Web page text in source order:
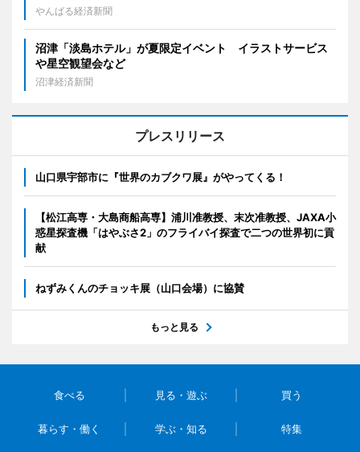
やんばる経済新聞
沼津「淡島ホテル」が夏限定イベント イラストサービス
や星空観望会など
沼津経済新聞
プレスリリース
山口県宇部市に『世界のカブクワ展』がやってくる！
【松江高専・大島商船高専】浦川准教授、末次准教授、JAXA小
惑星探査機「はやぶさ2」のフライバイ探査で二つの世界初に貢
献
ねずみくんのチョッキ展（山口会場）に協賛
もっと見る
食べる 見る・遊ぶ 買う
暮らす・働く 学ぶ・知る 特集